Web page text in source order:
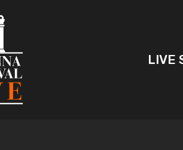
LIVE